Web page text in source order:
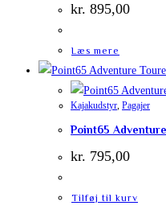
kr. 895,00
Læs mere
Kajakudstyr, Pagajer
Point65
kr. 795,00
Tilføj til kurv